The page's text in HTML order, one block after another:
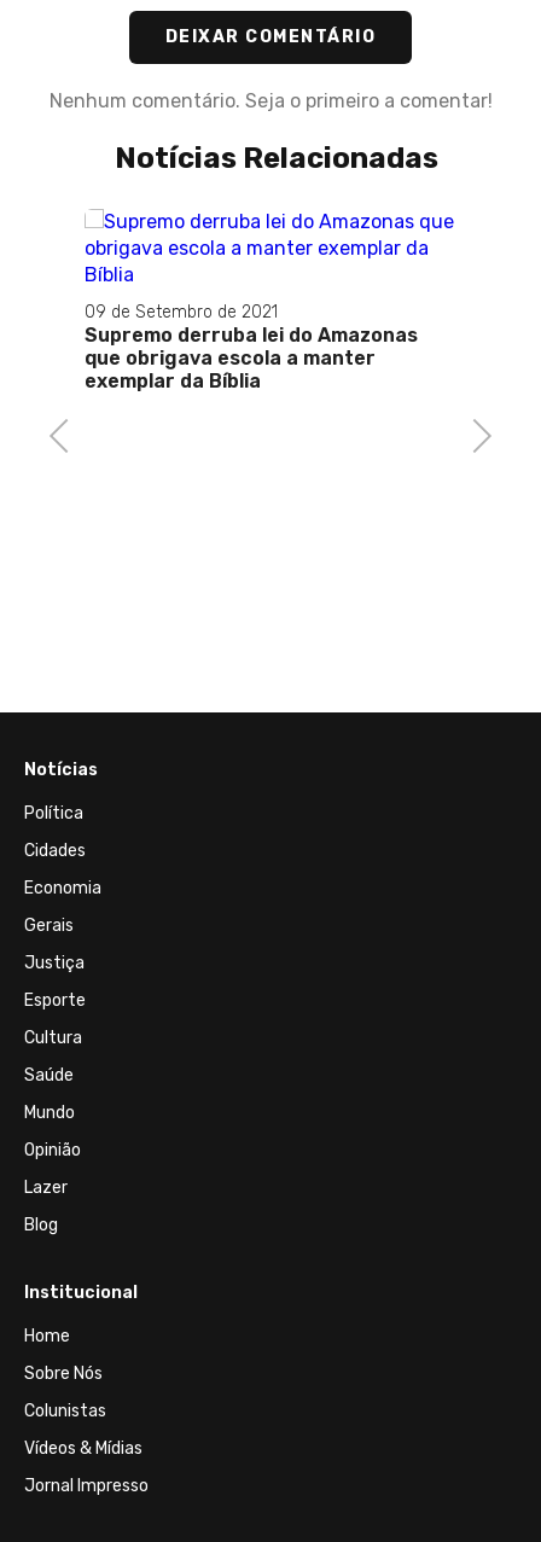
DEIXAR COMENTÁRIO
Nenhum comentário. Seja o primeiro a comentar!
Notícias Relacionadas
Previous
09 de Setembro de 2021
Supremo derruba lei do Amazonas
que obrigava escola a manter
exemplar da Bíblia
Next
Notícias
Política
Cidades
Economia
Gerais
Justiça
Esporte
Cultura
Saúde
Mundo
Opinião
Lazer
Blog
Institucional
Home
Sobre Nós
Colunistas
Vídeos & Mídias
Jornal Impresso